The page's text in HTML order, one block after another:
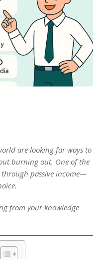
are looking for ways to
burning out. One of the
through passive income—
from your knowledge